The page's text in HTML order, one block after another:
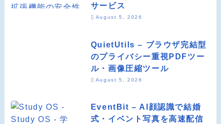
サービス
August 5, 2026
QuietUtils – ブラウザ完結型
のプライバシー重視PDFツー
ル・画像圧縮ツール
August 5, 2026
EventBit – AI顔認識で結婚
式・イベント写真を高速配信